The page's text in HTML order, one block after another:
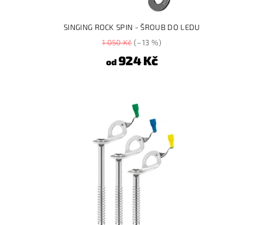
SINGING ROCK SPIN - ŠROUB DO LEDU
1 050 Kč(–13 %)
od924 Kč